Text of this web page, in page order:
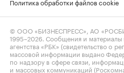
Политика обработки файлов cookie
© ООО «БИЗНЕСПРЕСС», АО
1995–2026. Сообщения и
агентства «РБК» (свидетельство о
массовой информации выдано
по надзору в сфере связи,
и массовых коммуникаций